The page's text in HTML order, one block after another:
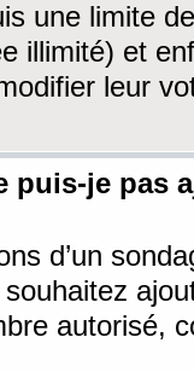
une limite
illimité) et
leur
puis-je pas
d’un
autorisé,